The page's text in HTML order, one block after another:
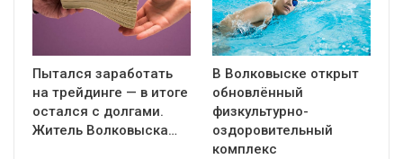
Пытался заработать
на трейдинге — в итоге
остался с долгами.
Житель Волковыска…
В Волковыске открыт
обновлённый
физкультурно-
оздоровительный
комплекс